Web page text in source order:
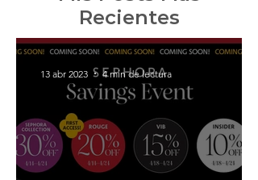
Recientes
13 abr 2023 4 min de lectura